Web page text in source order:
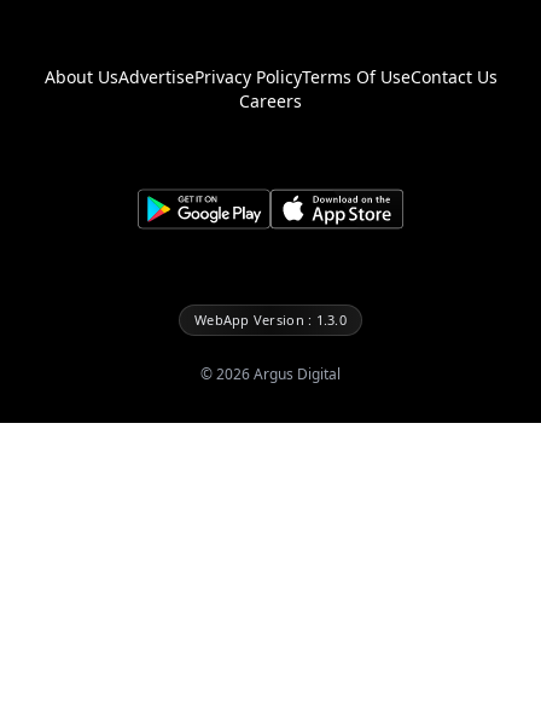
About UsAdvertisePrivacy PolicyTerms Of UseContact Us
Careers
WebApp Version : 1.3.0
©2026Argus Digital